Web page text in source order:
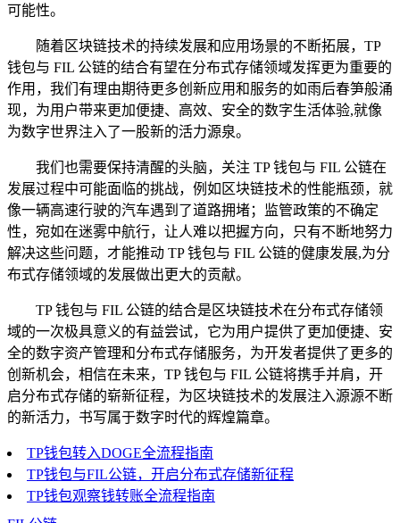
可能性。
随着区块链技术的持续发展和应用场景的不断拓展，TP
钱包与 FIL 公链的结合有望在分布式存储领域发挥更为重要的
作用，我们有理由期待更多创新应用和服务的如雨后春笋般涌
现，为用户带来更加便捷、高效、安全的数字生活体验,就像
为数字世界注入了一股新的活力源泉。
我们也需要保持清醒的头脑，关注 TP 钱包与 FIL 公链在
发展过程中可能面临的挑战，例如区块链技术的性能瓶颈，就
像一辆高速行驶的汽车遇到了道路拥堵；监管政策的不确定
性，宛如在迷雾中航行，让人难以把握方向，只有不断地努力
解决这些问题，才能推动 TP 钱包与 FIL 公链的健康发展,为分
布式存储领域的发展做出更大的贡献。
TP 钱包与 FIL 公链的结合是区块链技术在分布式存储领
域的一次极具意义的有益尝试，它为用户提供了更加便捷、安
全的数字资产管理和分布式存储服务，为开发者提供了更多的
创新机会，相信在未来，TP 钱包与 FIL 公链将携手并肩，开
启分布式存储的崭新征程，为区块链技术的发展注入源源不断
的新活力，书写属于数字时代的辉煌篇章。
TP钱包转入DOGE全流程指南
TP钱包与FIL公链，开启分布式存储新征程
TP钱包观察钱转账全流程指南